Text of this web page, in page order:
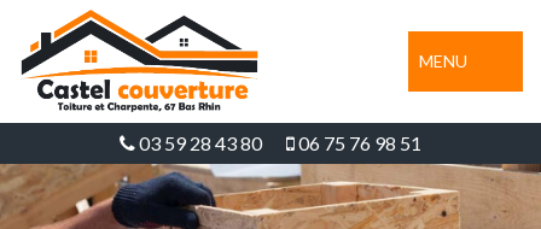
MENU
03 59 28 43 80 06 75 76 98 51